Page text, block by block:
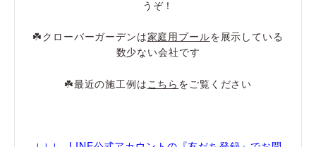
うぞ！
☘️クローバーガーデンは家庭用プールを展示している
数少ない会社です
☘️最近の施工例は こちら をご覧ください